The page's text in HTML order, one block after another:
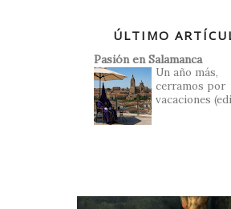
ÚLTIMO
Pasión en Salamanca
Un año más,
cerramos por
vacaciones